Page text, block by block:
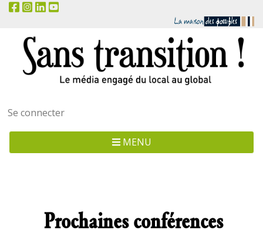
Menu
utilisateur
Se connecter
MENU
Prochaines conférences